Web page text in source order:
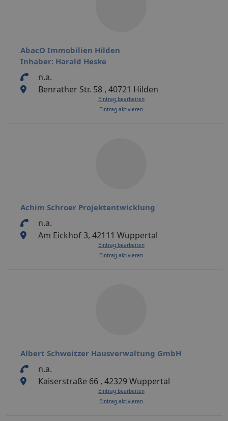
AbacO Immobilien Hilden
Inhaber: Harald Heske
n.a.
Benrather Str. 58 , 40721 Hilden
Eintrag bearbeiten
Eintrag aktivieren
Achim Schroer Projektentwicklung
n.a.
Am Eickhof 3, 42111 Wuppertal
Eintrag bearbeiten
Eintrag aktivieren
Albert Schweitzer Hausverwaltung GmbH
n.a.
Kaiserstraße 66 , 42329 Wuppertal
Eintrag bearbeiten
Eintrag aktivieren